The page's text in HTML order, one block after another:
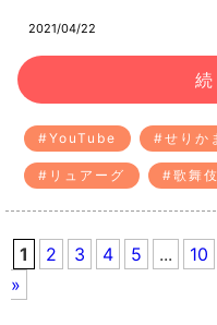
2021/04/22
#YouTube #せりか
#リュアーグ #歌舞
1 2 3 4 5 ... 10
»